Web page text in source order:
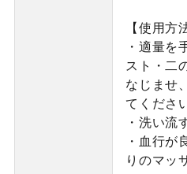
【使用方
・適量を
スト・二
なじませ
てくださ
・洗い流
・血行が
りのマッ